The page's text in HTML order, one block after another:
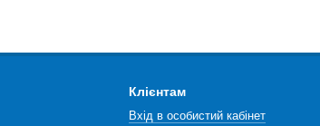
Клієнтам
Вхід в особистий кабінет